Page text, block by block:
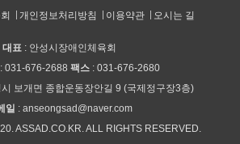
개인정보처리방침 이용약관 오시는 길
대표 : 안성시장애인체육회
031-676-2688 팩스: 031-676-2680
시 보개면 종합운동장안길 9 (국제정구장3층)
일 : anseongsad@naver.com
ASSAD.CO.KR. ALL RIGHTS RESERVED.